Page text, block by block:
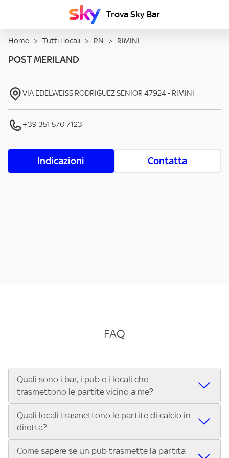
Trova Sky Bar
Home > Tutti i locali > RN > RIMINI
POST MERILAND
VIA EDELWEISS RODRIGUEZ SENIOR 47924- RIMINI
+39 351 570 7123
Indicazioni Contatta
FAQ
Quali sono i bar, i pub e i locali che
trasmettono le partite vicino a me?
Se cerchi un bar, pub, ristorante o locale vicino a te per
vedere le partite di Serie A ENILIVE, la Serie C Sky Wifi, la
UEFA Champions League, la UEFA Europa League, la UEFA
Conference League, il Tennis, la Formula 1®, la MotoGP™ e
Quali locali trasmettono le partite di calcio in
diretta?
Vuoi sapere quali bar, pub o ristoranti mostrano le partite
Come sapere se un pub trasmette la partita